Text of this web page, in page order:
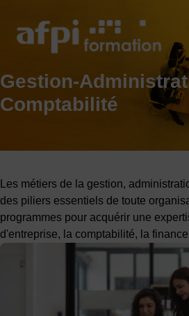
contenu
Gestion-
Comptabilité
Les métiers de la gestion,
des piliers essentiels de toute
programmes pour acquérir une
d'entreprise, la comptabilité, la